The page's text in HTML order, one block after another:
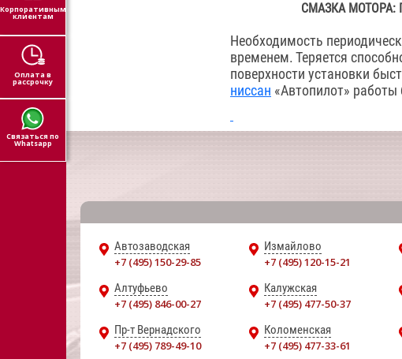
СМАЗКА
Необходимость
временем. Теряется
поверхности установки
ниссан «Автопилот»
Автозаводская
+7 (495) 150-29-85
Измайлово
+7 (495) 120-15-21
Алтуфьево
+7 (495) 846-00-27
Калужская
+7 (495) 477-50-37
Пр-т Вернадского
+7 (495) 789-49-10
Коломенская
+7 (495) 477-33-61
Корпоративным
клиентам
Оплата в
рассрочку
Связаться по
Whatsapp